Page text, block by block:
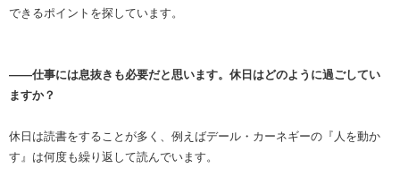
できるポイントを探しています。
――仕事には息抜きも必要だと思います。休日はどのように過ごしてい
ますか？
休日は読書をすることが多く、例えばデール・カーネギーの『人を動か
す』は何度も繰り返して読んでいます。